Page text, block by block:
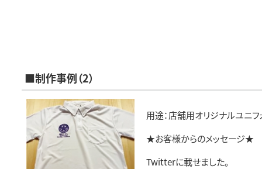
■制作事例（2）
用途：店舗用オリジナルユニ
★お客様からのメッセージ★
Twitterに載せました。